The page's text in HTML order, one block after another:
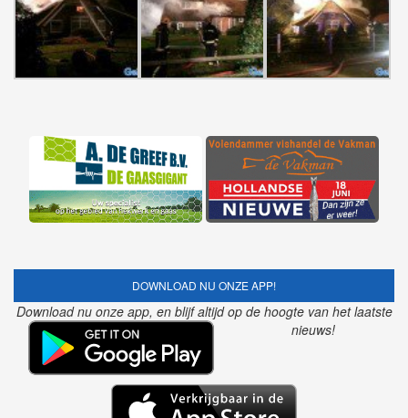
DOWNLOAD NU ONZE APP!
Download nu onze app, en blijf altijd op de hoogte van het laatste
nieuws!